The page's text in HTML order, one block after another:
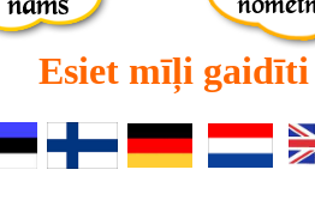
Esiet mīļi gaidīti